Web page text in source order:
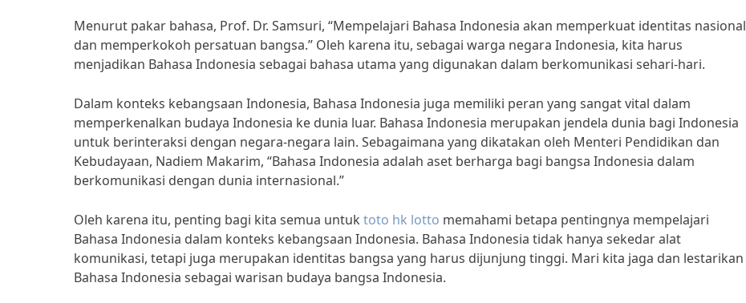
Menurut pakar bahasa, Prof. Dr. Samsuri, “Mempelajari Bahasa Indonesia akan memperkuat identitas nasional
dan memperkokoh persatuan bangsa.” Oleh karena itu, sebagai warga negara Indonesia, kita harus
menjadikan Bahasa Indonesia sebagai bahasa utama yang digunakan dalam berkomunikasi sehari-hari.
Dalam konteks kebangsaan Indonesia, Bahasa Indonesia juga memiliki peran yang sangat vital dalam
memperkenalkan budaya Indonesia ke dunia luar. Bahasa Indonesia merupakan jendela dunia bagi Indonesia
untuk berinteraksi dengan negara-negara lain. Sebagaimana yang dikatakan oleh Menteri Pendidikan dan
Kebudayaan, Nadiem Makarim, “Bahasa Indonesia adalah aset berharga bagi bangsa Indonesia dalam
berkomunikasi dengan dunia internasional.”
Oleh karena itu, penting bagi kita semua untuk toto hk lotto memahami betapa pentingnya mempelajari
Bahasa Indonesia dalam konteks kebangsaan Indonesia. Bahasa Indonesia tidak hanya sekedar alat
komunikasi, tetapi juga merupakan identitas bangsa yang harus dijunjung tinggi. Mari kita jaga dan lestarikan
Bahasa Indonesia sebagai warisan budaya bangsa Indonesia.